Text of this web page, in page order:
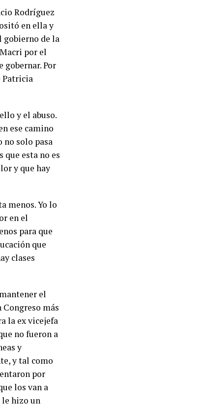
Rodríguez
en ella y
gobierno de la
por el
gobernar. Por
Patricia
y el abuso.
ese camino
no solo pasa
que esta no es
y que hay
menos. Yo lo
en el
para que
que
clases
el
Congreso más
la ex vicejefa
no fueron a
y
y tal como
por
los van a
le hizo un